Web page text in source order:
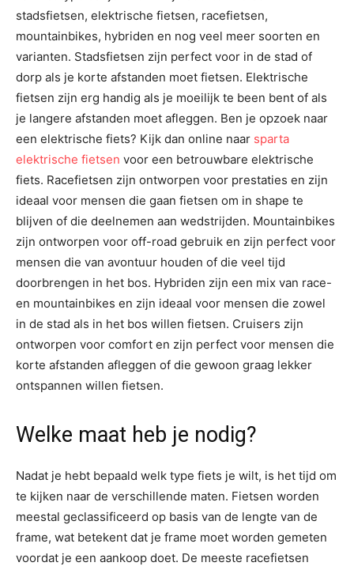
stadsfietsen, elektrische fietsen, racefietsen,
mountainbikes, hybriden en nog veel meer soorten en
varianten. Stadsfietsen zijn perfect voor in de stad of
dorp als je korte afstanden moet fietsen. Elektrische
fietsen zijn erg handig als je moeilijk te been bent of als
je langere afstanden moet afleggen. Ben je opzoek naar
een elektrische fiets? Kijk dan online naar sparta
elektrische fietsen voor een betrouwbare elektrische
fiets. Racefietsen zijn ontworpen voor prestaties en zijn
ideaal voor mensen die gaan fietsen om in shape te
blijven of die deelnemen aan wedstrijden. Mountainbikes
zijn ontworpen voor off-road gebruik en zijn perfect voor
mensen die van avontuur houden of die veel tijd
doorbrengen in het bos. Hybriden zijn een mix van race-
en mountainbikes en zijn ideaal voor mensen die zowel
in de stad als in het bos willen fietsen. Cruisers zijn
ontworpen voor comfort en zijn perfect voor mensen die
korte afstanden afleggen of die gewoon graag lekker
ontspannen willen fietsen.
Welke maat heb je nodig?
Nadat je hebt bepaald welk type fiets je wilt, is het tijd om
te kijken naar de verschillende maten. Fietsen worden
meestal geclassificeerd op basis van de lengte van de
frame, wat betekent dat je frame moet worden gemeten
voordat je een aankoop doet. De meeste racefietsen